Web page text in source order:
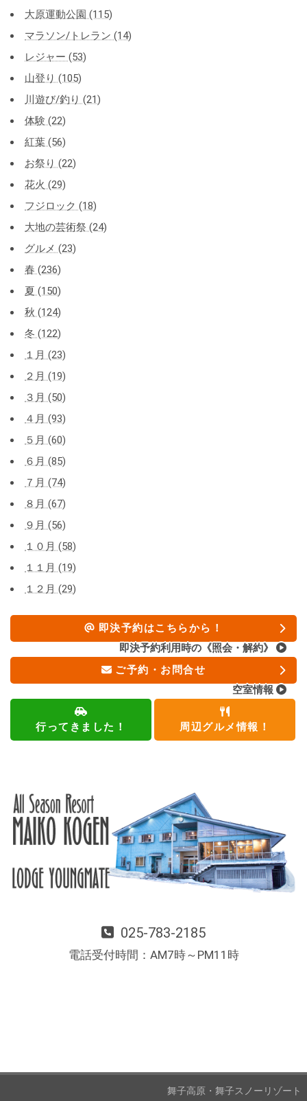
大原運動公園 (115)
マラソン/トレラン (14)
レジャー (53)
山登り (105)
川遊び/釣り (21)
体験 (22)
紅葉 (56)
お祭り (22)
花火 (29)
フジロック (18)
大地の芸術祭 (24)
グルメ (23)
春 (236)
夏 (150)
秋 (124)
冬 (122)
１月 (23)
２月 (19)
３月 (50)
４月 (93)
５月 (60)
６月 (85)
７月 (74)
８月 (67)
９月 (56)
１０月 (58)
１１月 (19)
１２月 (29)
即決予約はこちらから！
即決予約利用時の《照会・解約》
ご予約・お問合せ
空室情報
行ってきました！ 周辺グルメ情報！
025-783-2185
電話受付時間：AM7時～PM11時
舞子高原・舞子スノーリゾート